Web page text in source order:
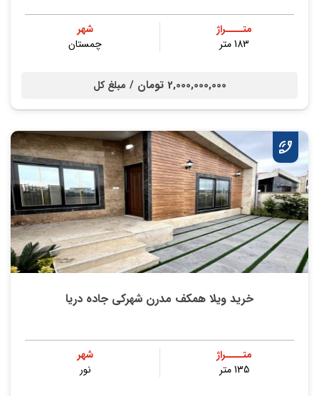
متــــراژ
183 متر
شهر
چمستان
2,000,000,000 تومان / مبلغ کل
خرید ویلا همکف مدرن شهرکی جاده دریا
متــــراژ
135 متر
شهر
نور